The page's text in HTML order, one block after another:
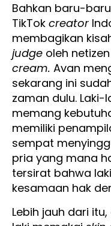
Bahkan baru-
TikTok creator
membagikan
judge oleh
cream. Avan
sekarang ini
zaman dulu. Laki-
memang
memiliki
sempat
pria yang mana
tersirat bahwa
kesamaan hak
Lebih jauh dari